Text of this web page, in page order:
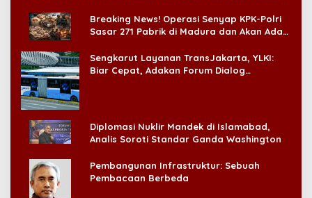
Breaking News! Operasi Senyap KPK-Polri
Sasar 271 Pabrik di Madura dan Akan Ada
Sengkarut Layanan TransJakarta, YLKI:
Biar Cepat, Adakan Forum Dialog
Diplomasi Nuklir Mandek di Islamabad,
Analis Soroti Standar Ganda Washington
Pembangunan Infrastruktur: Sebuah
Pembacaan Berbeda